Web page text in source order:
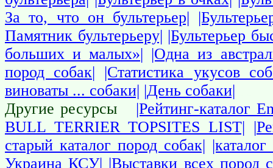
За то, что он бультерьер|
Памятник бультерьеру| |Бультерьер
больших и малых»| |Одна из
пород собак|
|Статистика укусов
виноваты ... собаки| |День собаки|
Другие ресурсы |Рейтинг-каталог
BULL TERRIER TOPSITES LIST|
старый каталог пород собак|
Украина КСУ| |Выставки всех пород